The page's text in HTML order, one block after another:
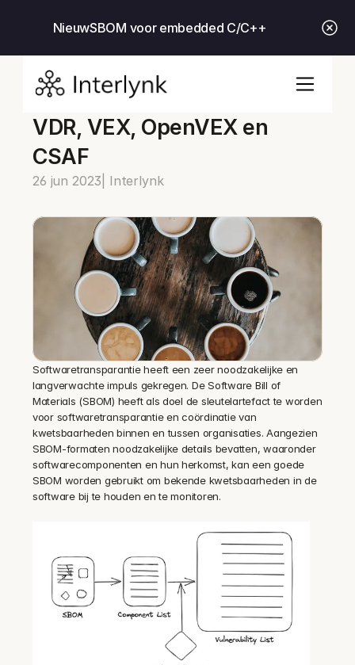
NieuwSBOM voor embedded C/C++
VDR, VEX, OpenVEX en
CSAF
26 jun 2023 | Interlynk
Softwaretransparantie heeft een zeer noodzakelijke en
langverwachte impuls gekregen. De Software Bill of
Materials (SBOM) heeft als doel de sleutelartefact te worden
voor softwaretransparantie en coördinatie van
kwetsbaarheden binnen en tussen organisaties. Aangezien
SBOM-formaten noodzakelijke details bevatten, waaronder
softwarecomponenten en hun herkomst, kan een goede
SBOM worden gebruikt om bekende kwetsbaarheden in de
software bij te houden en te monitoren.